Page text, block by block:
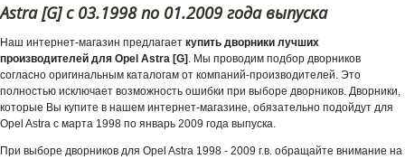
Astra [G] с 03.1998 по 01.2009 года выпуска
Наш интернет-магазин предлагает купить дворники лучших
производителей для Opel Astra [G]. Мы проводим подбор дворников
согласно оригинальным каталогам от компаний-производителей. Это
полностью исключает возможность ошибки при выборе дворников. Дворники,
которые Вы купите в нашем интернет-магазине, обязательно подойдут для
Opel Astra с марта 1998 по январь 2009 года выпуска.
При выборе дворников для Opel Astra 1998 - 2009 г.в. обращайте внимание на